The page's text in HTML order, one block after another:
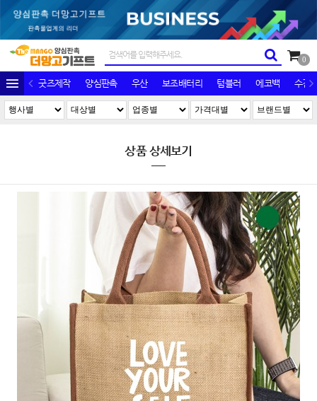
0
굿즈제작 양심판촉 우산 보조배터리 텀블러 에코백 수건/
상품 상세보기